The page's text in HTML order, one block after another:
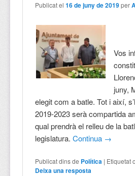
Publicat el16 de juny de 2019 per
Vos
juny,
elegit com a batle. Tot i així,
2019-2023 serà compartida
qual prendrà el relleu de la
legislatura.Continua →
Publicat dins de Política | Etiquetat
Deixa una resposta